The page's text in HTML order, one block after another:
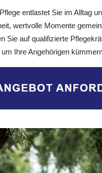
entlastet Sie im Alltag
wertvolle Momente
Sie auf qualifizierte
um Ihre Angehörigen